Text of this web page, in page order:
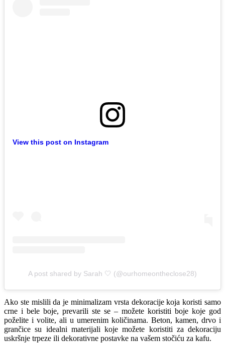
View this post on Instagram
A post shared by Sarah 🤍 (@ourhomeontheclose28)
Ako ste mislili da je minimalizam vrsta dekoracije koja koristi samo
crne i bele boje, prevarili ste se – možete koristiti boje koje god
poželite i volite, ali u umerenim količinama. Beton, kamen, drvo i
grančice su idealni materijali koje možete koristiti za dekoraciju
uskršnje trpeze ili dekorativne postavke na vašem stočiću za kafu.